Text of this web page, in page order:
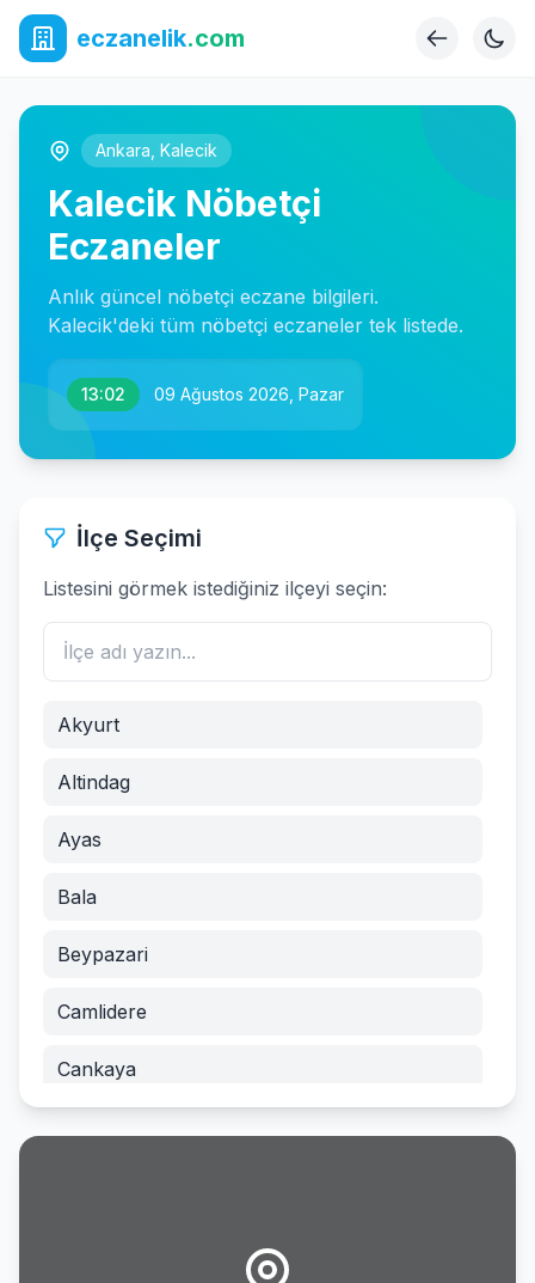
eczanelik.com
Ankara Kalecik
Kalecik Nöbetçi
Eczaneler
Anlık güncel nöbetçi eczane bilgileri.
Kalecik'deki tüm nöbetçi eczaneler tek listede.
13:02 09 Ağustos 2026, Pazar
İlçe Seçimi
Listesini görmek istediğiniz ilçeyi seçin:
Akyurt
Altindag
Ayas
Bala
Beypazari
Camlidere
Cankaya